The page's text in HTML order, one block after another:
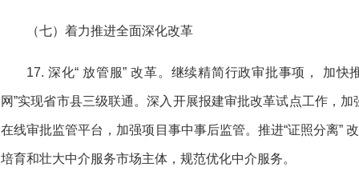
（七）着力推进全面深化改革
17. 深化“ 放管服” 改革。继续精简行政审批事项， 加快
网”实现省市县三级联通。深入开展报建审批改革试点工作，
在线审批监管平台，加强项目事中事后监管。推进“证照分离”
培育和壮大中介服务市场主体，规范优化中介服务。